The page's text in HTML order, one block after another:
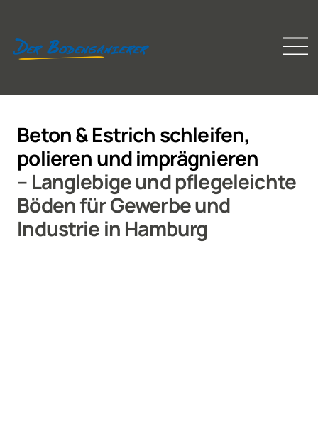
Beton & Estrich schleifen,
polieren und imprägnieren
– Langlebige und pflegeleichte
Böden für Gewerbe und
Industrie in Hamburg